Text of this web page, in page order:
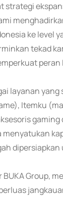
strategi
ke level
tekad
layanan
Itemku
Group,